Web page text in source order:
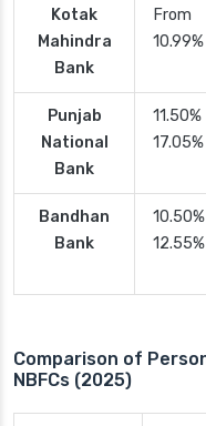
Kotak
Mahindra
Bank
From
10.99%
Punjab
National
Bank
11.50%
17.05%
Bandhan
Bank
12.55%
Comparison of
NBFCs (2025)